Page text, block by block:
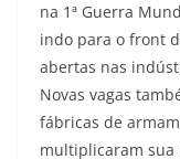
na 1ª Guerra
indo para o front
abertas nas
Novas vagas
fábricas de
multiplicaram sua